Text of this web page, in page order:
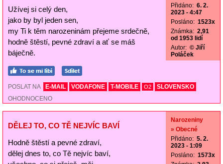
Užívej si celý den,
jako by byl jeden sen,
my Ti k těm narozeninám přejeme srdečně,
hodně štěstí, pevné zdraví a ať se máš
báječně.
Přidáno: 6. 2.
2023 - 4:47
Posláno: 1523x
Známka: 2,91
od 1953 lidí
Autor: © Jiří
Poláček
POSLAT NA E-MAIL VODAFONE T-MOBILE O2
SLOVENSKO
OHODNOCENO
DĚLEJ TO, CO TĚ NEJVÍC BAVÍ
Hodně štěstí a pevné zdraví,
dělej dnes to, co Tě nejvíc baví,
Narozeniny
» Obecné
Přidáno: 5. 2.
2023 - 1:09
Posláno: 1573x